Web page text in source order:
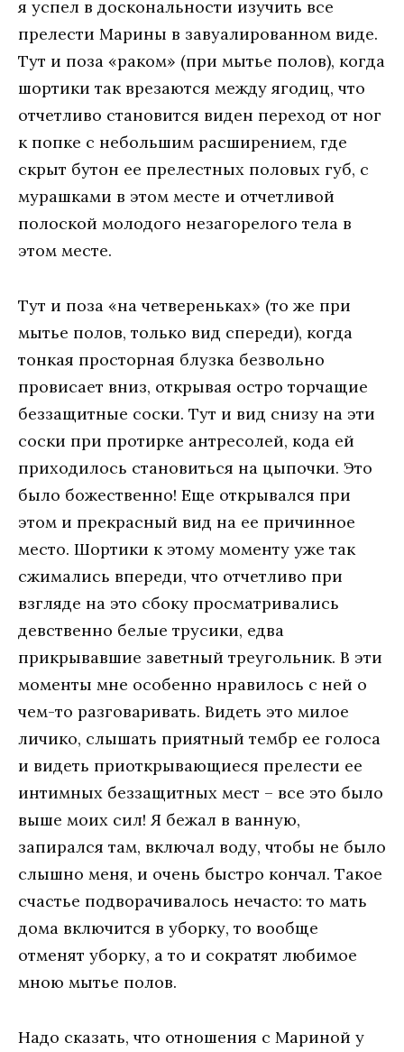
я успел в доскональности изучить все
прелести Марины в завуалированном виде.
Тут и поза «раком» (при мытье полов), когда
шортики так врезаются между ягодиц, что
отчетливо становится виден переход от ног
к попке с небольшим расширением, где
скрыт бутон ее прелестных половых губ, с
мурашками в этом месте и отчетливой
полоской молодого незагорелого тела в
этом месте.
Тут и поза «на четвереньках» (то же при
мытье полов, только вид спереди), когда
тонкая просторная блузка безвольно
провисает вниз, открывая остро торчащие
беззащитные соски. Тут и вид снизу на эти
соски при протирке антресолей, кода ей
приходилось становиться на цыпочки. Это
было божественно! Еще открывался при
этом и прекрасный вид на ее причинное
место. Шортики к этому моменту уже так
сжимались впереди, что отчетливо при
взгляде на это сбоку просматривались
девственно белые трусики, едва
прикрывавшие заветный треугольник. В эти
моменты мне особенно нравилось с ней о
чем-то разговаривать. Видеть это милое
личико, слышать приятный тембр ее голоса
и видеть приоткрывающиеся прелести ее
интимных беззащитных мест – все это было
выше моих сил! Я бежал в ванную,
запирался там, включал воду, чтобы не было
слышно меня, и очень быстро кончал. Такое
счастье подворачивалось нечасто: то мать
дома включится в уборку, то вообще
отменят уборку, а то и сократят любимое
мною мытье полов.
Надо сказать, что отношения с Мариной у